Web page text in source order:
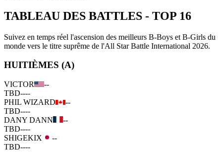
TABLEAU DES BATTLES - TOP 16
Suivez en temps réel l'ascension des meilleurs B-Boys et B-Girls du
monde vers le titre suprême de l'All Star Battle International 2026.
HUITIÈMES (A)
VICTOR
--
TBD----
PHIL WIZARD
--
TBD----
DANY DANN
--
TBD----
SHIGEKIX
--
TBD----